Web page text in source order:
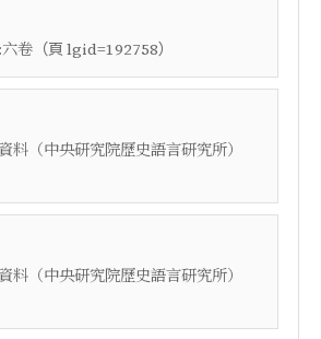
卷 （頁 lgid=192758）
料（中央研究院歷史語言研究所）
料（中央研究院歷史語言研究所）